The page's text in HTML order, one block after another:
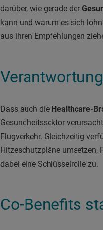
darüber, wie gerade der
kann und warum es sich
aus ihren Empfehlungen
Dass auch die Healthcare-
Gesundheitssektor
Flugverkehr. Gleichzeitig
Hitzeschutzpläne umsetzen,
dabei eine Schlüsselrolle zu.
Co-Benefits